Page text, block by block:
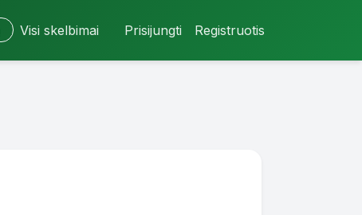
Visi skelbimai Prisijungti Registruotis